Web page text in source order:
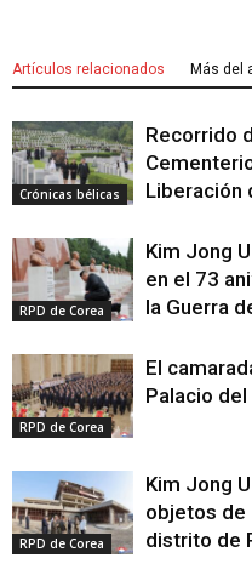
Artículos relacionados Más del
Crónicas bélicas
Recorrido
Liberación
RPD de Corea
Kim Jong
en el 73
la Guerra
RPD de Corea
El
Palacio
RPD de Corea
Kim Jong
objetos de
distrito de